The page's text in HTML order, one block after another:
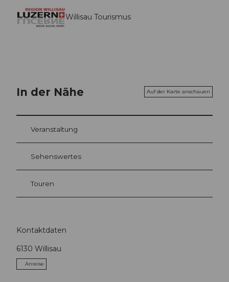
Willisau Tourismus
In der Nähe Auf der Karte anschauen
Veranstaltung
Sehenswertes
Touren
Kontaktdaten
6130 Willisau
Anreise